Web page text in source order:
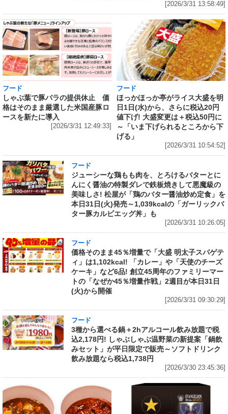
[2026/3/31 13:58:49]
フード
しゃぶ葉で豚バラの提供休止 価
格はそのまま厳選した米国産豚ロ
ースを新たに導入
[2026/3/31 12:49:33]
フード
ほっかほっか亭がライス大盛を明
日1日(水)から、さらに税込20円
値下げ! 大盛変更は＋税込50円に
～「いま下げられるところから下
げる」
[2026/3/31 10:54:52]
フード
ジューシーな鶏もも肉を、とろけるバターとに
んにく醤油の特製ダレで鉄板焼きして悪魔級の
美味しさ! 松屋が「鶏のバター醤油炒め定食」を
本日31日(火)発売～1,039kcalの「ガーリックバ
ター豚カルビエッグ丼」も
[2026/3/31 10:26:05]
フード
価格そのまま45％増量で「大盛 明太子スパゲテ
ィ」は1,102kcal! 「カレー」や「天使のチーズ
ケーキ」など6品! 創立45周年のファミリーマー
トの「なぜか45％増量作戦」2週目が本日31日
(火)から開催
[2026/3/31 09:30:29]
フード
3種から選べる鍋＋2hアルコール飲み放題で税
込2,178円! しゃぶしゃぶ温野菜の新提案「鍋飲
みセット」が平日限定で販売～ソフトドリンク
飲み放題なら税込1,738円
[2026/3/30 23:45:36]